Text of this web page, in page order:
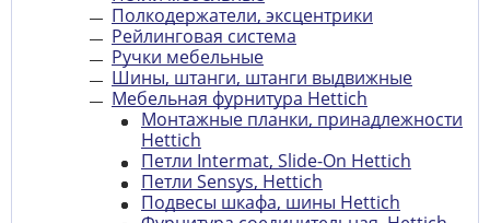
Полкодержатели, эксцентрики
Рейлинговая система
Ручки мебельные
Шины, штанги, штанги выдвижные
Мебельная фурнитура Hettich
Монтажные планки, принадлежности
Hettich
Петли Intermat, Slide-On Hettich
Петли Sensys, Hettich
Подвесы шкафа, шины Hettich